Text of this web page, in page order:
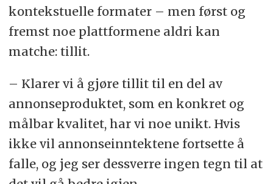
kontekstuelle formater – men først og
fremst noe plattformene aldri kan
matche: tillit.
– Klarer vi å gjøre tillit til en del av
annonseproduktet, som en konkret og
målbar kvalitet, har vi noe unikt. Hvis
ikke vil annonseinntektene fortsette å
falle, og jeg ser dessverre ingen tegn til at